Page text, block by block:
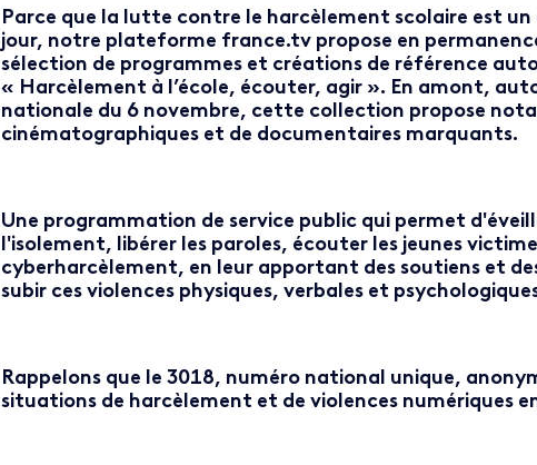
Parce que la lutte contre le harcèlement scolaire est
jour, notre plateforme france.tv propose en
sélection de programmes et créations de référence
« Harcèlement à l’école, écouter, agir ». En amont,
nationale du 6 novembre, cette collection propose
cinématographiques et de documentaires marquants.
Une programmation de service public qui permet
l'isolement, libérer les paroles, écouter les jeunes
cyberharcèlement, en leur apportant des soutiens et
subir ces violences physiques, verbales et
Rappelons que le 3018, numéro national unique,
situations de harcèlement et de violences numériques